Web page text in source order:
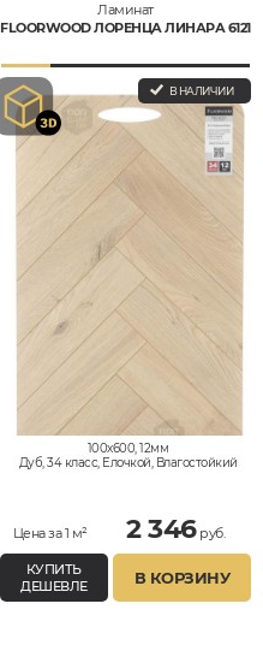
Ламинат
FLOORWOOD ЛОРЕНЦА ЛИНАРА 6121
В НАЛИЧИИ
100x600, 12мм
Дуб, 34 класс, Елочкой, Влагостойкий
Цена за 1 м² 2 346руб.
КУПИТЬ
ДЕШЕВЛЕ
В КОРЗИНУ